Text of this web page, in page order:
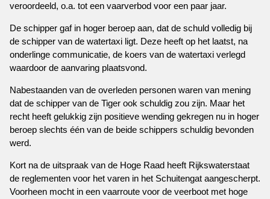
veroordeeld, o.a. tot een vaarverbod voor een paar jaar.
De schipper gaf in hoger beroep aan, dat de schuld volledig bij
de schipper van de watertaxi ligt. Deze heeft op het laatst, na
onderlinge communicatie, de koers van de watertaxi verlegd
waardoor de aanvaring plaatsvond.
Nabestaanden van de overleden personen waren van mening
dat de schipper van de Tiger ook schuldig zou zijn. Maar het
recht heeft gelukkig zijn positieve wending gekregen nu in hoger
beroep slechts één van de beide schippers schuldig bevonden
werd.
Kort na de uitspraak van de Hoge Raad heeft Rijkswaterstaat
de reglementen voor het varen in het Schuitengat aangescherpt.
Voorheen mocht in een vaarroute voor de veerboot met hoge